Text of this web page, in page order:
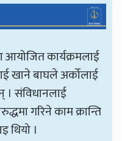
कार्यक्रमलाई
खाने बाघले अर्कोलाई
। संविधानलाई
गरिने काम क्रान्ति
थियो ।